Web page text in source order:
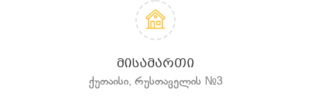
ᲛᲘᲡᲐᲛᲐᲠᲗᲘ
ქუთაისი, რუსთაველის №3